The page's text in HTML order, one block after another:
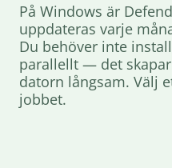
På Windows är
uppdateras varje
Du behöver inte
parallellt — det
datorn långsam. Välj
jobbet.